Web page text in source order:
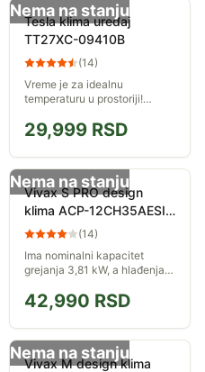
Nema na stanju
Tesla klima uređaj
TT27XC-09410B
(14)
Vreme je za idealnu
temperaturu u prostoriji!
Kapacitet grejanja: 2640 W.
Tip gasa: R410A.
29,999 RSD
Nema na stanju
Vivax S PRO design
klima ACP-12CH35AESI
R32 PRO (14)
Ima nominalni kapacitet
grejanja 3,81 kW, a hlađenja
42,990 RSD
Nema na stanju
Vivax M design klima